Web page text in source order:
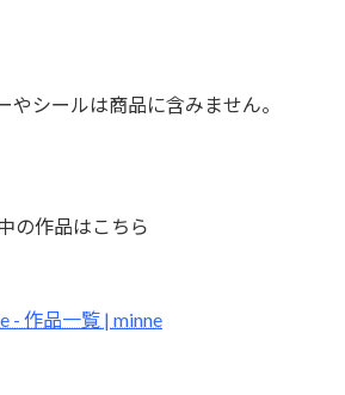
シールは商品に含みません。
の作品はこちら
- 作品一覧 | minne